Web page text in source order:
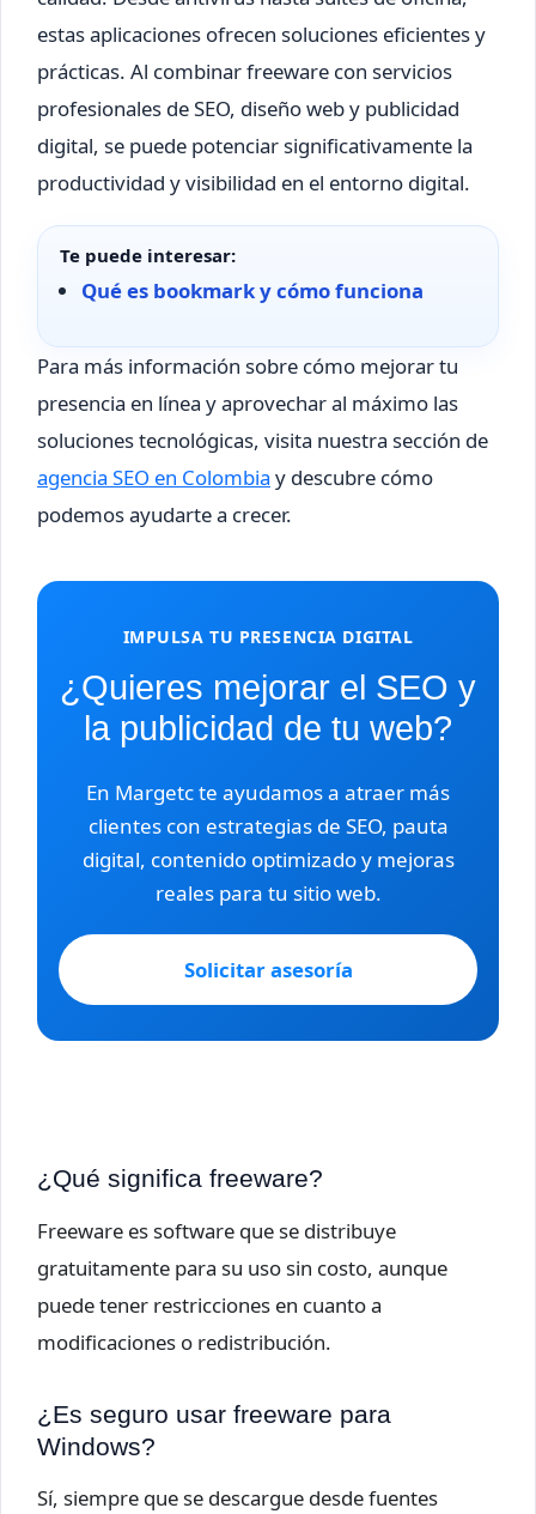
estas aplicaciones ofrecen soluciones eficientes y
prácticas. Al combinar freeware con servicios
profesionales de SEO, diseño web y publicidad
digital, se puede potenciar significativamente la
productividad y visibilidad en el entorno digital.
Te puede interesar:
Qué es bookmark y cómo funciona
Para más información sobre cómo mejorar tu
presencia en línea y aprovechar al máximo las
soluciones tecnológicas, visita nuestra sección de
agencia SEO en Colombia y descubre cómo
podemos ayudarte a crecer.
IMPULSA TU PRESENCIA DIGITAL
¿Quieres mejorar el SEO y
la publicidad de tu web?
En Margetc te ayudamos a atraer más
clientes con estrategias de SEO, pauta
digital, contenido optimizado y mejoras
reales para tu sitio web.
Solicitar asesoría
¿Qué significa freeware?
Freeware es software que se distribuye
gratuitamente para su uso sin costo, aunque
puede tener restricciones en cuanto a
modificaciones o redistribución.
¿Es seguro usar freeware para
Windows?
Sí, siempre que se descargue desde fuentes